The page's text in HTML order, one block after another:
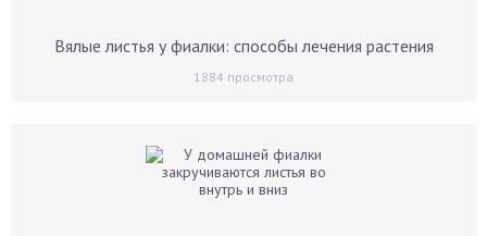
Вялые листья у фиалки: способы лечения растения
1884 просмотра